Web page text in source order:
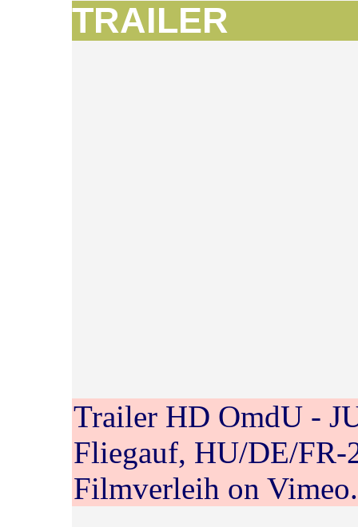
TRAILER
Trailer HD OmdU -
Fliegauf, HU/DE/FR-
Filmverleih on Vimeo.